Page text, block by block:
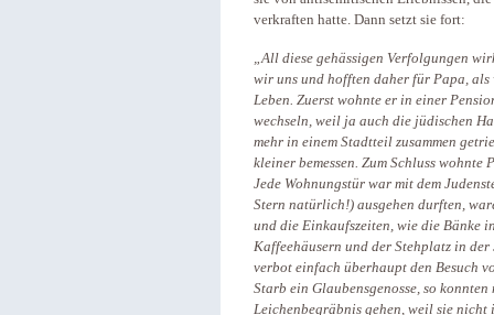
verkraften hatte. Dann setzt sie fort:
„All diese gehässigen Verfolgungen
wir uns und hofften daher für Papa,
Leben. Zuerst wohnte er in einer
wechseln, weil ja auch die jüdischen
mehr in einem Stadtteil zusammen
kleiner bemessen. Zum Schluss
Jede Wohnungstür war mit dem
Stern natürlich!) ausgehen durften,
und die Einkaufszeiten, wie die Bänke
Kaffeehäusern und der Stehplatz in
verbot einfach überhaupt den Besuch
Starb ein Glaubensgenosse, so
Leichenbegräbnis gehen, weil sie nicht